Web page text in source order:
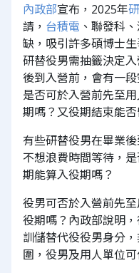
內政部宣布，2025年
請， 台積電 、聯發科
缺，吸引許多碩博士
研替役男需抽籤決定
後到入營前，會有一
是否可於入營前先至
期嗎？又役期結束能
有些研替役男在畢業
不想浪費時間等待，
期能算入役期嗎？
役男可否於入營前先
役期嗎？內政部說明
訓儲替代役役男身分
圍，役男及用人單位